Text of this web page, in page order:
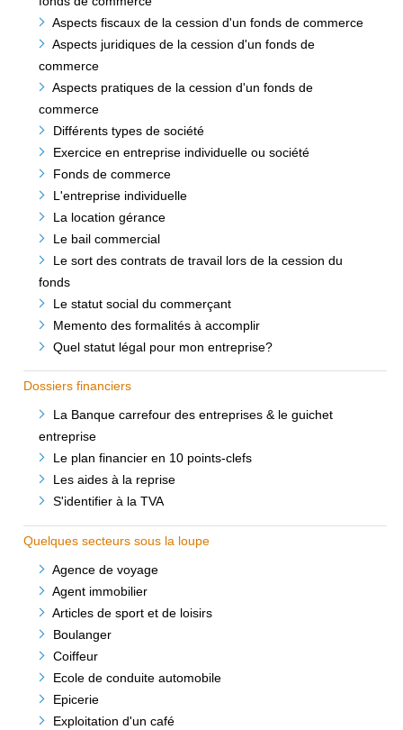
Aspects fiscaux de la cession d'un fonds de commerce
Aspects juridiques de la cession d'un fonds de
commerce
Aspects pratiques de la cession d'un fonds de
commerce
Différents types de société
Exercice en entreprise individuelle ou société
Fonds de commerce
L'entreprise individuelle
La location gérance
Le bail commercial
Le sort des contrats de travail lors de la cession du
fonds
Le statut social du commerçant
Memento des formalités à accomplir
Quel statut légal pour mon entreprise?
Dossiers financiers
La Banque carrefour des entreprises & le guichet
entreprise
Le plan financier en 10 points-clefs
Les aides à la reprise
S'identifier à la TVA
Quelques secteurs sous la loupe
Agence de voyage
Agent immobilier
Articles de sport et de loisirs
Boulanger
Coiffeur
Ecole de conduite automobile
Epicerie
Exploitation d'un café